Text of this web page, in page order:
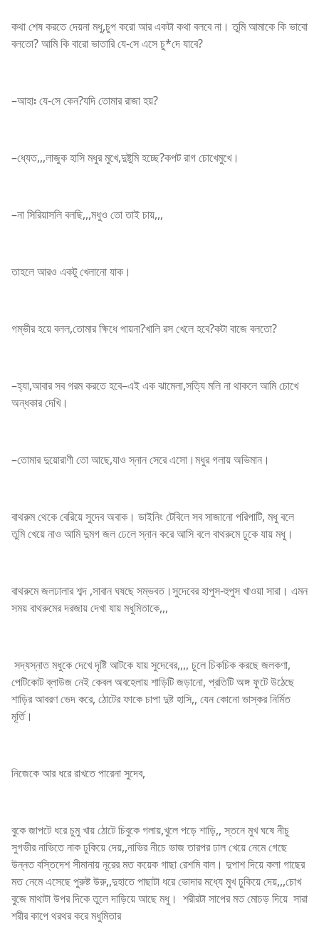
কথা শেষ করতে দেয়না মধু,চুপ করো আর একটা কথা বলবে না। তুমি আমাকে কি ভাবো
বলতো? আমি কি বারো ভাতারি যে-সে এসে চু*দে যাবে?
–আহাঃ যে-সে কেন?যদি তোমার রাজা হয়?
–ধ্যেত,,,লাজুক হাসি মধুর মুখে,দুষ্টুমি হচ্ছে?কপট রাগ চোখেমুখে।
–না সিরিয়াসলি বলছি,,,মধুও তো তাই চায়,,,
তাহলে আরও একটু খেলানো যাক।
গম্ভীর হয়ে বলল,তোমার ক্ষিধে পায়না?খালি রস খেলে হবে?কটা বাজে বলতো?
–হ্যা,আবার সব গরম করতে হবে–এই এক ঝামেলা,সত্যি মলি না থাকলে আমি চোখে
অন্ধকার দেখি।
–তোমার দুয়োরাণী তো আছে,যাও স্নান সেরে এসো।মধুর গলায় অভিমান।
বাথরুম থেকে বেরিয়ে সুদেব অবাক। ডাইনিং টেবিলে সব সাজানো পরিপাটি, মধু বলে
তুমি খেয়ে নাও আমি দুমগ জল ঢেলে স্নান করে আসি বলে বাথরুমে ঢুকে যায় মধু।
বাথরুমে জলঢালার শব্দ ,সাবান ঘষছে সম্ভবত।সুদেবের হাপুস-হুপুস খাওয়া সারা। এমন
সময় বাথরুমের দরজায় দেখা যায় মধুমিতাকে,,,
সদ্যস্নাত মধুকে দেখে দৃষ্টি আটকে যায় সুদেবের,,,, চুলে চিকচিক করছে জলকণা,
পেটিকোট ব্লাউজ নেই কেবল অবহেলায় শাড়িটি জড়ানো, প্রতিটি অঙ্গ ফুটে উঠেছে
শাড়ির আবরণ ভেদ করে, ঠোটের ফাকে চাপা দুষ্ট হাসি,, যেন কোনো ভাস্কর নির্মিত
মূর্তি।
নিজেকে আর ধরে রাখতে পারেনা সুদেব,
বুকে জাপটে ধরে চুমু খায় ঠোটে চিবুকে গলায়,খুলে পড়ে শাড়ি,, স্তনে মুখ ঘষে নীচু
সুগভীর নাভিতে নাক ঢুকিয়ে দেয়,,নাভির নীচে ভাজ তারপর ঢাল খেয়ে নেমে গেছে
উন্নত বস্তিদেশ সীমানায় নূরের মত কয়েক গাছা রেশমি বাল। দুপাশ দিয়ে কলা গাছের
মত নেমে এসেছে পুরুষ্ট উরু,,দুহাতে পাছাটা ধরে ভোদার মধ্যে মুখ ঢুকিয়ে দেয়,,,চোখ
বুজে মাথাটা উপর দিকে তুলে দাড়িয়ে আছে মধু। শরীরটা সাপের মত মোচড় দিয়ে সারা
শরীর কাপে থরথর করে মধুমিতার